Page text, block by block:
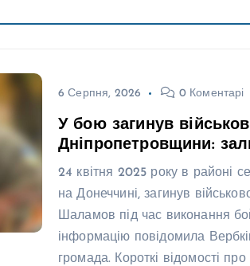
6 Серпня, 2026 0 Коментарі
У бою загинув
Дніпропетровщини:
24 квітня 2025 року в районі
на Донеччині, загинув
Шаламов під час виконання
інформацію повідомила
громада. Короткі відомості про